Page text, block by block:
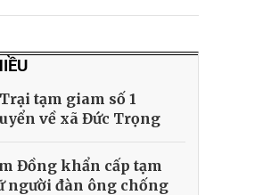
Trại tạm giam số 1
về xã Đức Trọng
Đồng khẩn cấp tạm
người đàn ông chống